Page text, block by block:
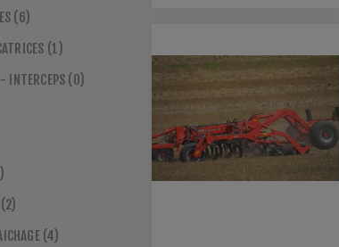
(6)
(1)
INTERCEPS (0)
(4)